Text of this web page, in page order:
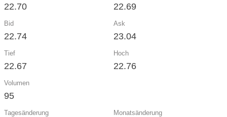
22.70 22.69
Bid
22.74
Ask
23.04
Tief
22.67
Hoch
22.76
Volumen
95
Tagesänderung Monatsänderung